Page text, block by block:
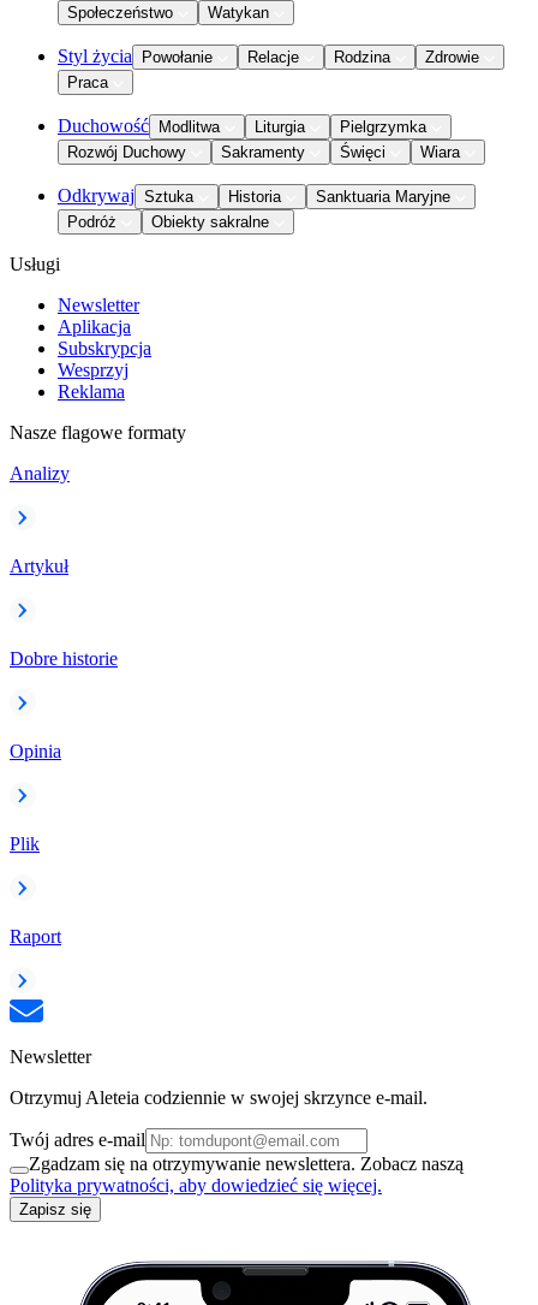
Społeczeństwo
Watykan
Styl życia Powołanie Relacje Rodzina
Zdrowie
Praca
Duchowość Modlitwa Liturgia
Pielgrzymka
Rozwój Duchowy
Sakramenty Święci Wiara
Odkrywaj Sztuka Historia
Sanktuaria Maryjne
Podróż
Obiekty sakralne
Usługi
Newsletter
Aplikacja
Subskrypcja
Wesprzyj
Reklama
Nasze flagowe formaty
Analizy
Artykuł
Dobre historie
Opinia
Plik
Raport
Newsletter
Otrzymuj Aleteia codziennie w swojej skrzynce e-mail.
Twój adres e-mail
Zgadzam się na otrzymywanie newslettera. Zobacz naszą
Polityka prywatności, aby dowiedzieć się więcej.
Zapisz się